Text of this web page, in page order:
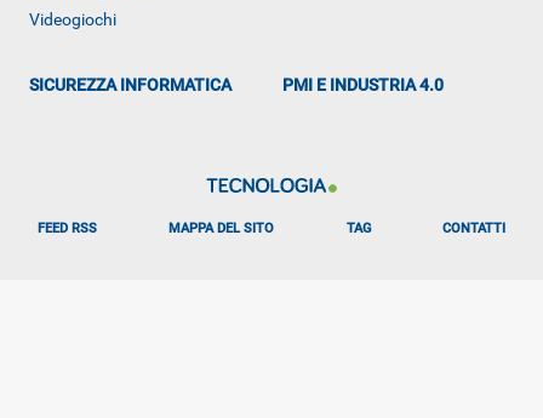
Videogiochi
SICUREZZA INFORMATICA PMI E INDUSTRIA 4.0
FEED RSS MAPPA DEL SITO TAG CONTATTI